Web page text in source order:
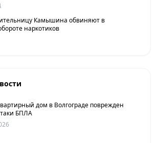
Камышина обвиняют в
наркотиков
дом в Волгограде поврежден
БПЛА